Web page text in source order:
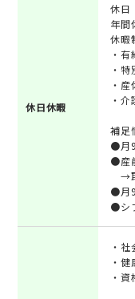
休日休暇
休日
年間
休暇
・有
・特
・
・介
補足
●月9
●産
→
●月
●シ
・社
・健
・資